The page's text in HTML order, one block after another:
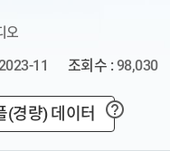
오
11 조회수 : 98,030
(경량) 데이터 ?